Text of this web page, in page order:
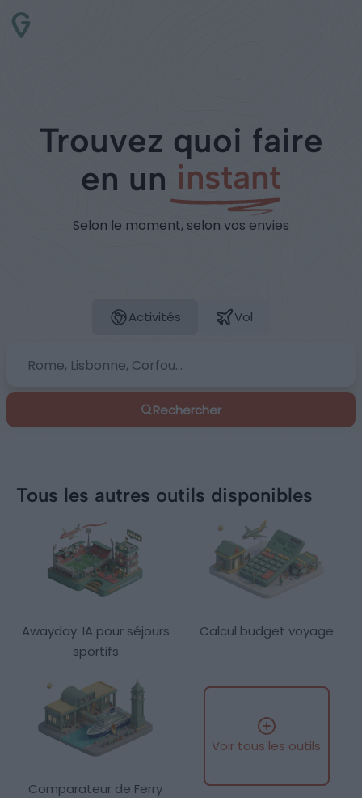
Trouvez quoi faire
en un instant
Selon le moment, selon vos envies
Activités Vol
Rechercher
Tous les autres outils disponibles
Awayday: IA pour séjours
sportifs
Calcul budget voyage
Comparateur de Ferry
Voir tous les outils